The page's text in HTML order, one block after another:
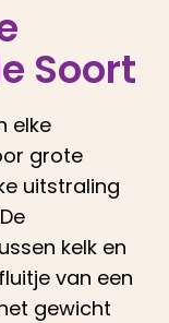
Soort
elke
grote
uitstraling
kelk en
van een
gewicht